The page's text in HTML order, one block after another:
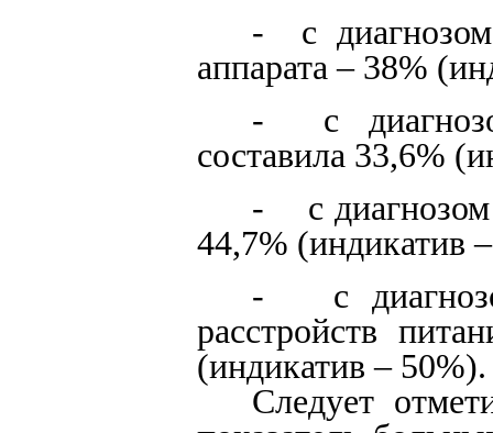
- с диагнозом
аппарата – 38%
- с
составила 33,6%
- с диагнозом
44,7% (индикатив
- с
расстройств
(индикатив – 50%).
Следует